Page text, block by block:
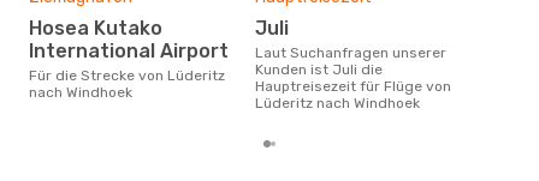
Hosea Kutako
International Airport
Für die Strecke von Lüderitz
nach Windhoek
Juli
Laut Suchanfragen unserer
Kunden ist Juli die
Hauptreisezeit für Flüge von
Lüderitz nach Windhoek